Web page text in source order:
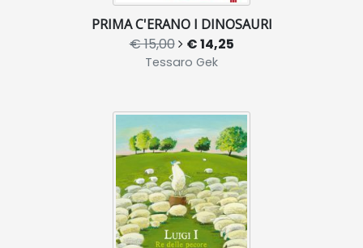
PRIMA C'ERANO I DINOSAURI
€ 15,00 € 14,25
Tessaro Gek